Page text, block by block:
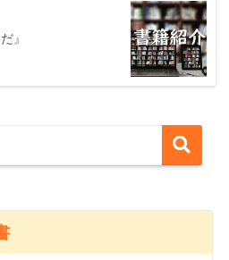
』